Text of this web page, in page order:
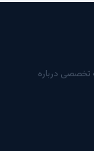
درباره